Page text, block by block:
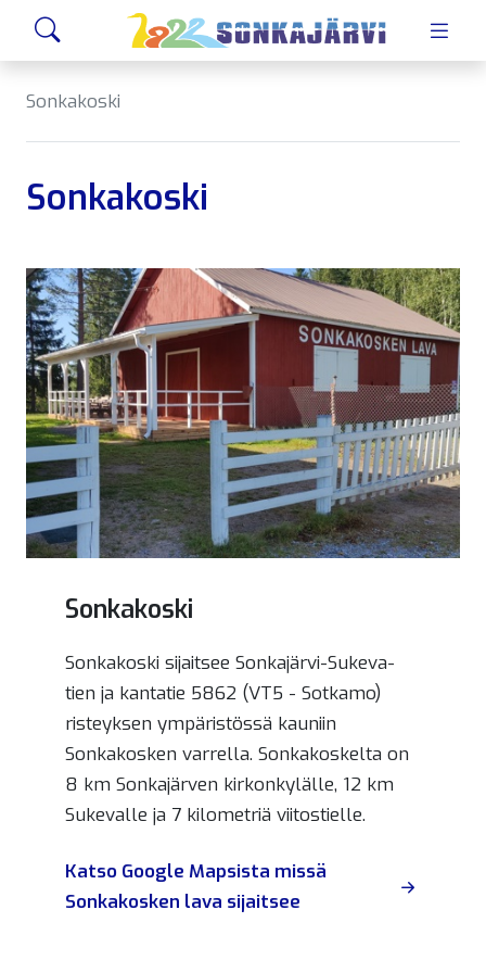
Siirry sivusisältöön
Sonkakoski
Sonkakoski
Sonkakoski
Sonkakoski sijaitsee Sonkajärvi-Sukeva-
tien ja kantatie 5862 (VT5 - Sotkamo)
risteyksen ympäristössä kauniin
Sonkakosken varrella. Sonkakoskelta on
8 km Sonkajärven kirkonkylälle, 12 km
Sukevalle ja 7 kilometriä viitostielle.
Katso Google Mapsista missä
Sonkakosken lava sijaitsee